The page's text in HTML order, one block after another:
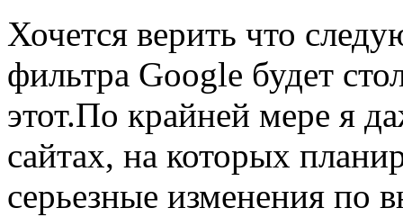
Хочется верить что
фильтра Google будет
этот.По крайней мере я
сайтах, на которых
серьезные изменения по